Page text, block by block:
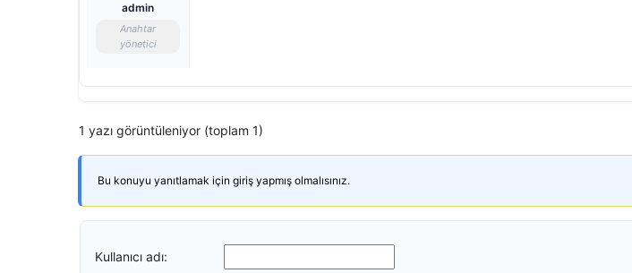
admin
Anahtar
yönetici
1 yazı görüntüleniyor (toplam 1)
Bu konuyu yanıtlamak için giriş yapmış olmalısınız.
Kullanıcı adı: